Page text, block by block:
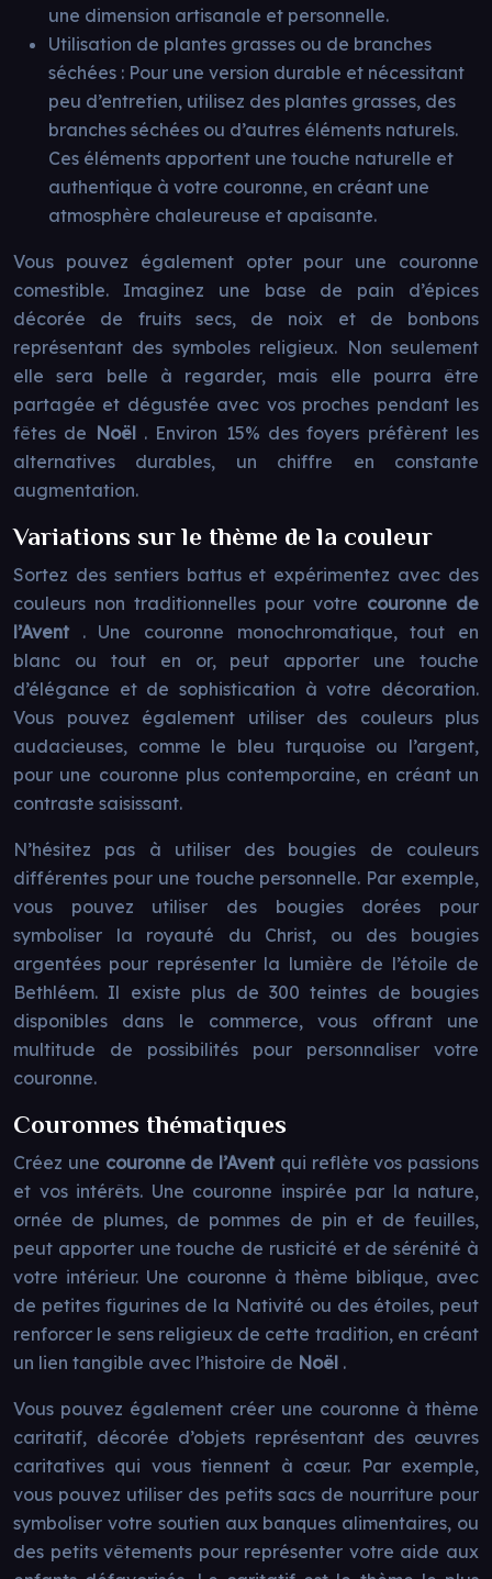
une dimension artisanale et personnelle.
Utilisation de plantes grasses ou de branches
séchées : Pour une version durable et nécessitant
peu d’entretien, utilisez des plantes grasses, des
branches séchées ou d’autres éléments naturels.
Ces éléments apportent une touche naturelle et
authentique à votre couronne, en créant une
atmosphère chaleureuse et apaisante.
Vous pouvez également opter pour une couronne
comestible. Imaginez une base de pain d’épices
décorée de fruits secs, de noix et de bonbons
représentant des symboles religieux. Non seulement
elle sera belle à regarder, mais elle pourra être
partagée et dégustée avec vos proches pendant les
fêtes de Noël . Environ 15% des foyers préfèrent les
alternatives durables, un chiffre en constante
augmentation.
Variations sur le thème de la couleur
Sortez des sentiers battus et expérimentez avec des
couleurs non traditionnelles pour votre couronne de
l’Avent . Une couronne monochromatique, tout en
blanc ou tout en or, peut apporter une touche
d’élégance et de sophistication à votre décoration.
Vous pouvez également utiliser des couleurs plus
audacieuses, comme le bleu turquoise ou l’argent,
pour une couronne plus contemporaine, en créant un
contraste saisissant.
N’hésitez pas à utiliser des bougies de couleurs
différentes pour une touche personnelle. Par exemple,
vous pouvez utiliser des bougies dorées pour
symboliser la royauté du Christ, ou des bougies
argentées pour représenter la lumière de l’étoile de
Bethléem. Il existe plus de 300 teintes de bougies
disponibles dans le commerce, vous offrant une
multitude de possibilités pour personnaliser votre
couronne.
Couronnes thématiques
Créez une couronne de l’Avent qui reflète vos passions
et vos intérêts. Une couronne inspirée par la nature,
ornée de plumes, de pommes de pin et de feuilles,
peut apporter une touche de rusticité et de sérénité à
votre intérieur. Une couronne à thème biblique, avec
de petites figurines de la Nativité ou des étoiles, peut
renforcer le sens religieux de cette tradition, en créant
un lien tangible avec l’histoire de Noël .
Vous pouvez également créer une couronne à thème
caritatif, décorée d’objets représentant des œuvres
caritatives qui vous tiennent à cœur. Par exemple,
vous pouvez utiliser des petits sacs de nourriture pour
symboliser votre soutien aux banques alimentaires, ou
des petits vêtements pour représenter votre aide aux